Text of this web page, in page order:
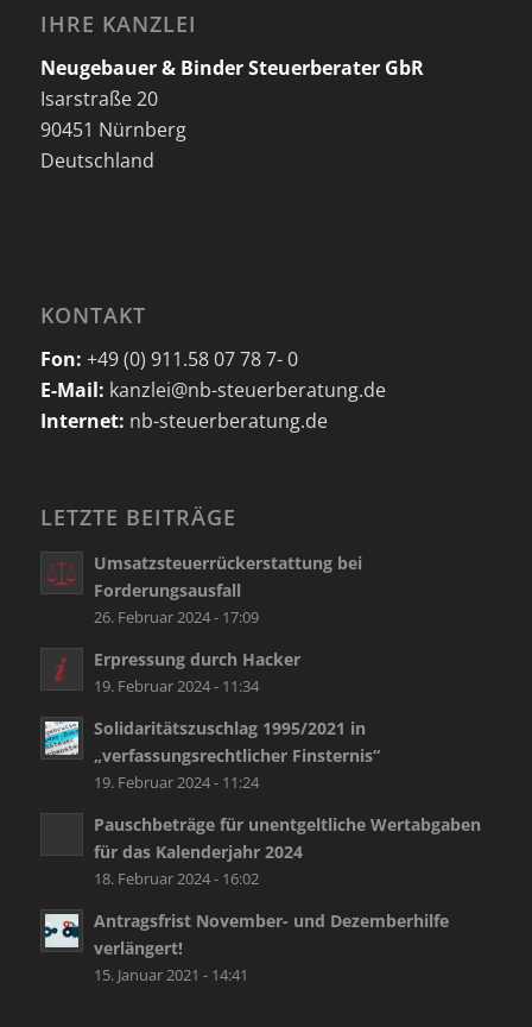
IHRE KANZLEI
Neugebauer & Binder Steuerberater GbR
Isarstraße 20
90451 Nürnberg
Deutschland
KONTAKT
Fon: +49 (0) 911.58 07 78 7- 0
E-Mail: kanzlei@nb-steuerberatung.de
Internet: nb-steuerberatung.de
LETZTE BEITRÄGE
Umsatzsteuerrückerstattung bei
Forderungsausfall
26. Februar 2024 - 17:09
Erpressung durch Hacker
19. Februar 2024 - 11:34
Solidaritätszuschlag 1995/2021 in
„verfassungsrechtlicher Finsternis“
19. Februar 2024 - 11:24
Pauschbeträge für unentgeltliche Wertabgaben
für das Kalenderjahr 2024
18. Februar 2024 - 16:02
Antragsfrist November- und Dezemberhilfe
verlängert!
15. Januar 2021 - 14:41